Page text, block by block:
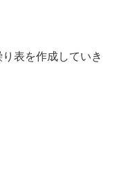
表を作成していき